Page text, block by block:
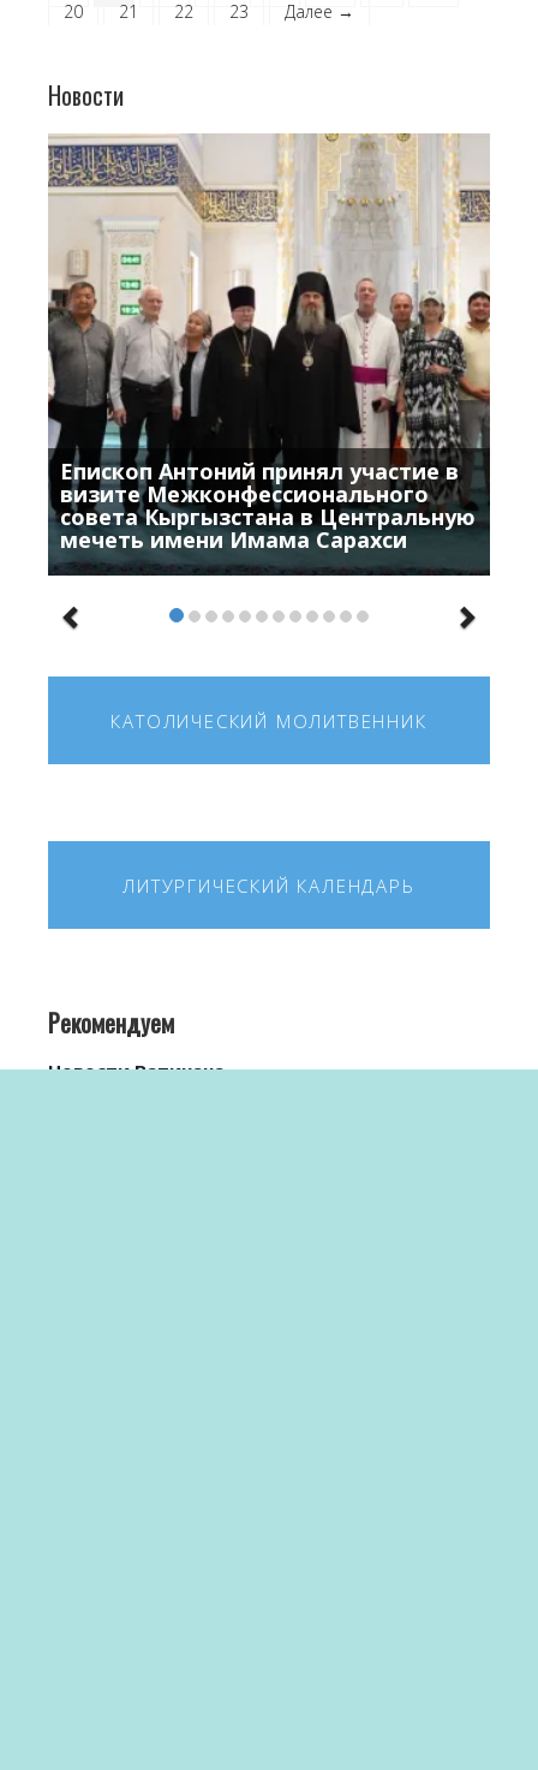
20
21 22 23 Далее →
Новости
Епископ Антоний принял участие в
визите Межконфессионального
совета Кыргызстана в Центральную
мечеть имени Имама Сарахси
КАТОЛИЧЕСКИЙ МОЛИТВЕННИК
ЛИТУРГИЧЕСКИЙ КАЛЕНДАРЬ
Рекомендуем
Новости Ватикана